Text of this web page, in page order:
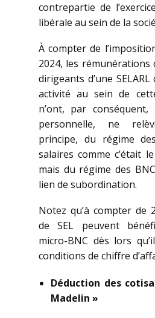
contrepartie de
libérale au sein de la
À compter de
2024, les rémunérations
dirigeants d’une
activité au sein de
n’ont, par
personnelle, ne
principe, du régime
salaires comme c’était
mais du régime des
lien de subordination.
Notez qu’à compter de
de SEL peuvent
micro-BNC dès lors
conditions de chiffre
Déduction des
Madelin »